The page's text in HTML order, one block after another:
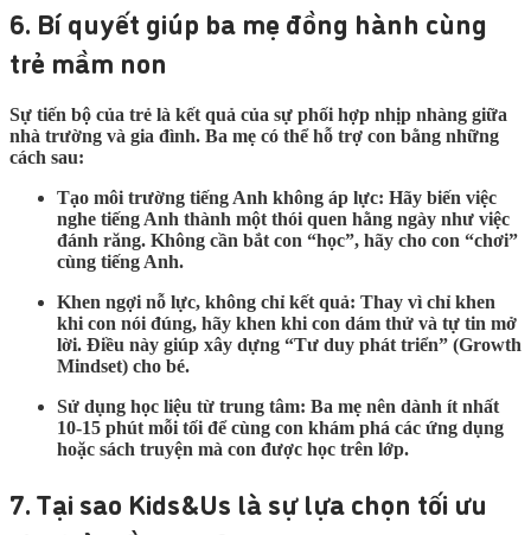
6. Bí quyết giúp ba mẹ đồng hành cùng
trẻ mầm non
Sự tiến bộ của trẻ là kết quả của sự phối hợp nhịp nhàng giữa
nhà trường và gia đình. Ba mẹ có thể hỗ trợ con bằng những
cách sau:
Tạo môi trường tiếng Anh không áp lực: Hãy biến việc
nghe tiếng Anh thành một thói quen hằng ngày như việc
đánh răng. Không cần bắt con “học”, hãy cho con “chơi”
cùng tiếng Anh.
Khen ngợi nỗ lực, không chỉ kết quả: Thay vì chỉ khen
khi con nói đúng, hãy khen khi con dám thử và tự tin mở
lời. Điều này giúp xây dựng “Tư duy phát triển” (Growth
Mindset) cho bé.
Sử dụng học liệu từ trung tâm: Ba mẹ nên dành ít nhất
10-15 phút mỗi tối để cùng con khám phá các ứng dụng
hoặc sách truyện mà con được học trên lớp.
7. Tại sao Kids&Us là sự lựa chọn tối ưu